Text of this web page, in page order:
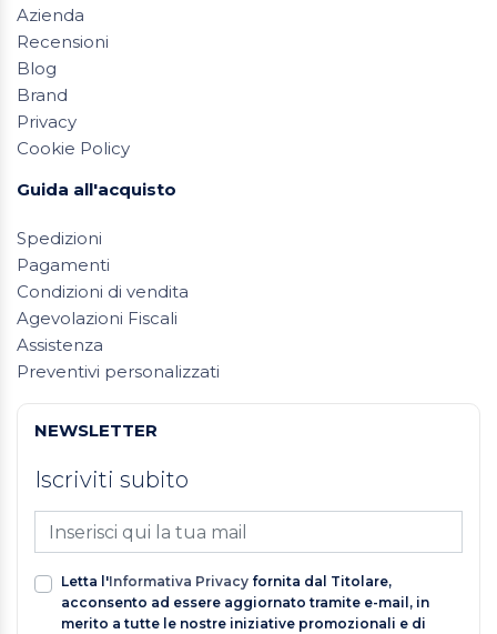
Azienda
Recensioni
Blog
Brand
Privacy
Cookie Policy
Guida all'acquisto
Spedizioni
Pagamenti
Condizioni di vendita
Agevolazioni Fiscali
Assistenza
Preventivi personalizzati
NEWSLETTER
Iscriviti subito
Letta l'Informativa Privacy fornita dal Titolare,
acconsento ad essere aggiornato tramite e-mail, in
merito a tutte le nostre iniziative promozionali e di